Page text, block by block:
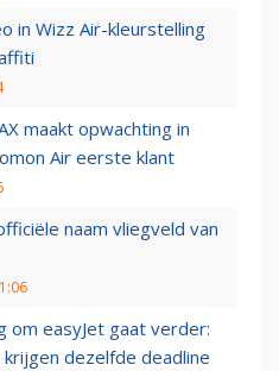
in Wizz Air-kleurstelling
maakt opwachting in
Air eerste klant
naam vliegveld van
om easyJet gaat verder:
dezelfde deadline